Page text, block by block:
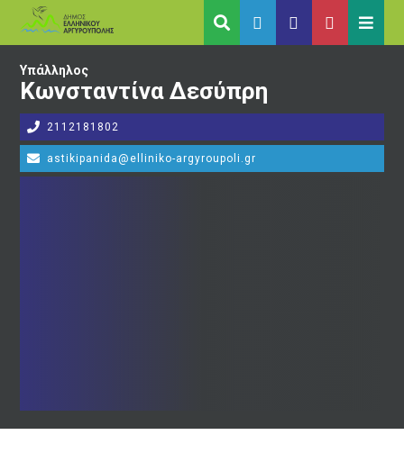
Υπάλληλος
Κωνσταντίνα Δεσύπρη
2112181802
astikipanida@elliniko-argyroupoli.gr